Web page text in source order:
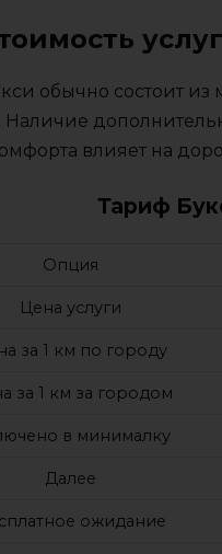
обычно состоит
Наличие
влияет на
Тариф
Опция
Цена услуги
за 1 км по городу
за 1 км за городом
в минималку
Далее
ожидание